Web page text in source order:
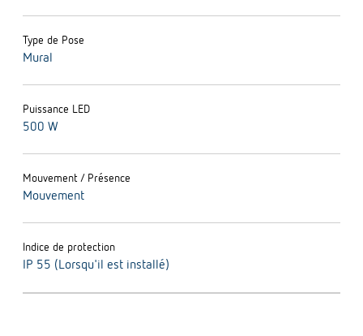
Type de Pose
Mural
Puissance LED
500 W
Mouvement / Présence
Mouvement
Indice de protection
IP 55 (Lorsqu'il est installé)